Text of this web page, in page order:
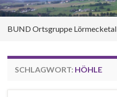
BUND Ortsgruppe Lörmecketal
SCHLAGWORT: HÖHLE